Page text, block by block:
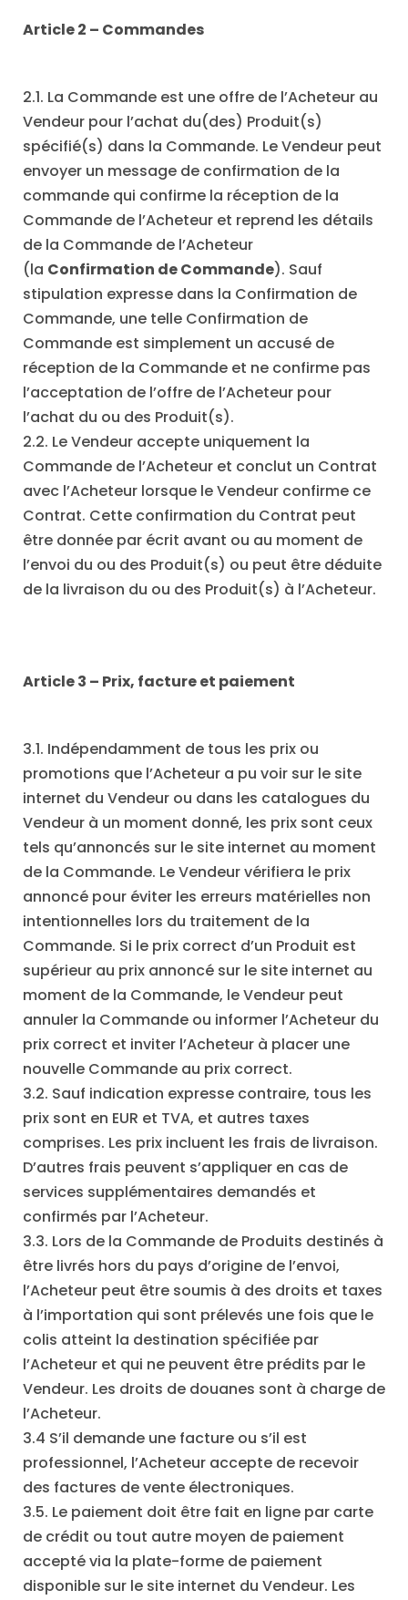
Article 2 – Commandes
2.1. La Commande est une offre de l’Acheteur au
Vendeur pour l’achat du(des) Produit(s)
spécifié(s) dans la Commande. Le Vendeur peut
envoyer un message de confirmation de la
commande qui confirme la réception de la
Commande de l’Acheteur et reprend les détails
de la Commande de l’Acheteur
(la Confirmation de Commande). Sauf
stipulation expresse dans la Confirmation de
Commande, une telle Confirmation de
Commande est simplement un accusé de
réception de la Commande et ne confirme pas
l’acceptation de l’offre de l’Acheteur pour
l’achat du ou des Produit(s).
2.2. Le Vendeur accepte uniquement la
Commande de l’Acheteur et conclut un Contrat
avec l’Acheteur lorsque le Vendeur confirme ce
Contrat. Cette confirmation du Contrat peut
être donnée par écrit avant ou au moment de
l’envoi du ou des Produit(s) ou peut être déduite
de la livraison du ou des Produit(s) à l’Acheteur.
Article 3 – Prix, facture et paiement
3.1. Indépendamment de tous les prix ou
promotions que l’Acheteur a pu voir sur le site
internet du Vendeur ou dans les catalogues du
Vendeur à un moment donné, les prix sont ceux
tels qu’annoncés sur le site internet au moment
de la Commande. Le Vendeur vérifiera le prix
annoncé pour éviter les erreurs matérielles non
intentionnelles lors du traitement de la
Commande. Si le prix correct d’un Produit est
supérieur au prix annoncé sur le site internet au
moment de la Commande, le Vendeur peut
annuler la Commande ou informer l’Acheteur du
prix correct et inviter l’Acheteur à placer une
nouvelle Commande au prix correct.
3.2. Sauf indication expresse contraire, tous les
prix sont en EUR et TVA, et autres taxes
comprises. Les prix incluent les frais de livraison.
D’autres frais peuvent s’appliquer en cas de
services supplémentaires demandés et
confirmés par l’Acheteur.
3.3. Lors de la Commande de Produits destinés à
être livrés hors du pays d’origine de l’envoi,
l’Acheteur peut être soumis à des droits et taxes
à l’importation qui sont prélevés une fois que le
colis atteint la destination spécifiée par
l’Acheteur et qui ne peuvent être prédits par le
Vendeur. Les droits de douanes sont à charge de
l’Acheteur.
3.4 S’il demande une facture ou s’il est
professionnel, l’Acheteur accepte de recevoir
des factures de vente électroniques.
3.5. Le paiement doit être fait en ligne par carte
de crédit ou tout autre moyen de paiement
accepté via la plate-forme de paiement
disponible sur le site internet du Vendeur. Les